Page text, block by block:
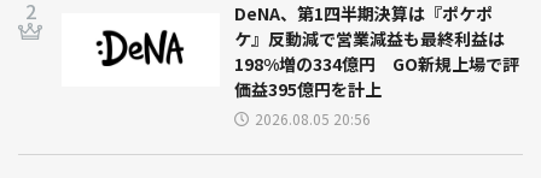
DeNA、第1四半期決算は『ポケポ
ケ』反動減で営業減益も最終利益は
198%増の334億円 GO新規上場で評
価益395億円を計上
2026.08.05 20:56